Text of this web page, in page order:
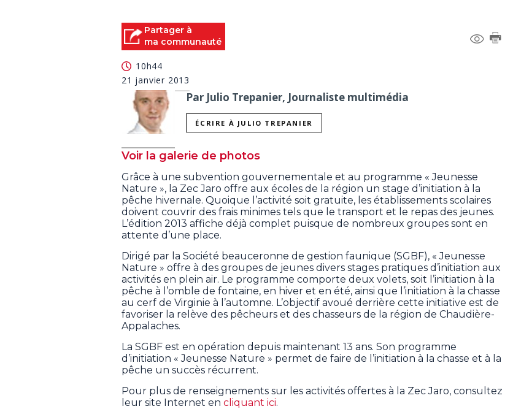
secondsVolume
Partager à
ma communauté
10h44
21 janvier 2013
Par Julio Trepanier, Journaliste multimédia
ÉCRIRE À JULIO TREPANIER
Voir la galerie de photos
Grâce à une subvention gouvernementale et au programme « Jeunesse
Nature », la Zec Jaro offre aux écoles de la région un stage d’initiation à la
pêche hivernale. Quoique l’activité soit gratuite, les établissements scolaires
doivent couvrir des frais minimes tels que le transport et le repas des jeunes.
L’édition 2013 affiche déjà complet puisque de nombreux groupes sont en
attente d’une place.
Dirigé par la Société beauceronne de gestion faunique (SGBF), « Jeunesse
Nature » offre à des groupes de jeunes divers stages pratiques d’initiation aux
activités en plein air. Le programme comporte deux volets, soit l’initiation à la
pêche à l’omble de fontaine, en hiver et en été, ainsi que l’initiation à la chasse
au cerf de Virginie à l’automne. L’objectif avoué derrière cette initiative est de
favoriser la relève des pêcheurs et des chasseurs de la région de Chaudière-
Appalaches.
La SGBF est en opération depuis maintenant 13 ans. Son programme
d’initiation « Jeunesse Nature » permet de faire de l’initiation à la chasse et à la
pêche un succès récurrent.
Pour plus de renseignements sur les activités offertes à la Zec Jaro, consultez
leur site Internet en cliquant ici.